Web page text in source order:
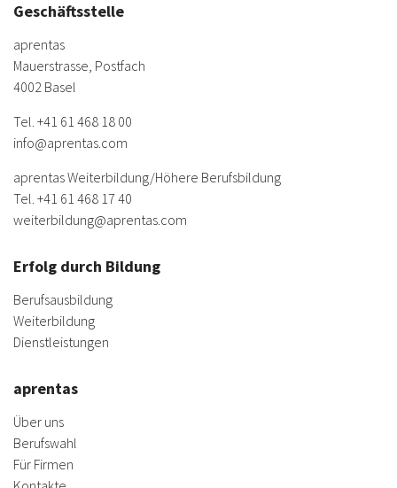
Geschäftsstelle
aprentas
Mauerstrasse, Postfach
4002 Basel
Tel. +41 61 468 18 00
info@aprentas.com
aprentas Weiterbildung/Höhere Berufsbildung
Tel. +41 61 468 17 40
weiterbildung@aprentas.com
Erfolg durch Bildung
Berufsausbildung
Weiterbildung
Dienstleistungen
aprentas
Über uns
Berufswahl
Für Firmen